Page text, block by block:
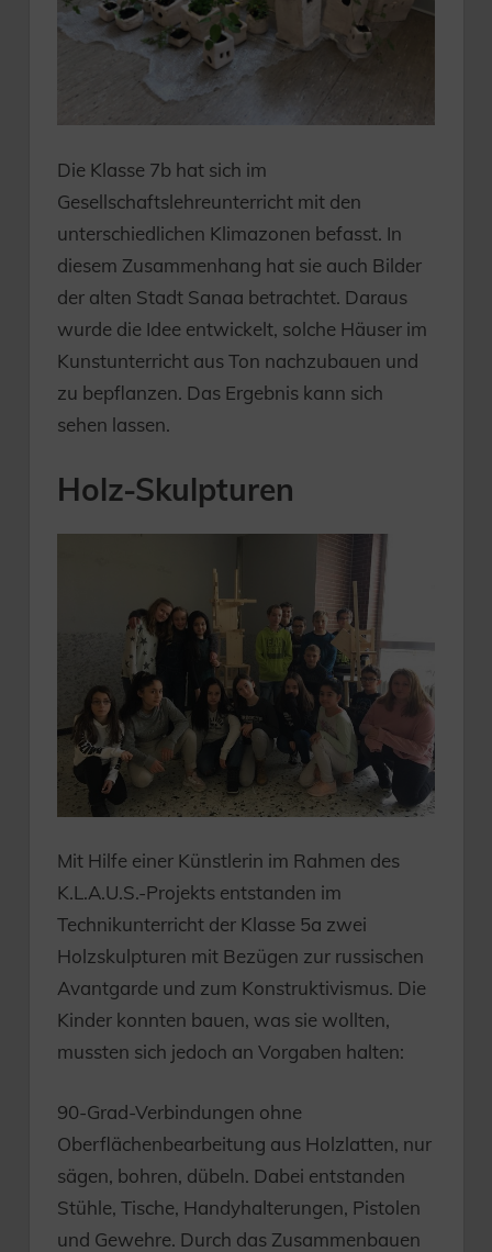
Die Klasse 7b hat sich im
Gesellschaftslehreunterricht mit den
unterschiedlichen Klimazonen befasst. In
diesem Zusammenhang hat sie auch Bilder
der alten Stadt Sanaa betrachtet. Daraus
wurde die Idee entwickelt, solche Häuser im
Kunstunterricht aus Ton nachzubauen und
zu bepflanzen. Das Ergebnis kann sich
sehen lassen.
Holz-Skulpturen
Mit Hilfe einer Künstlerin im Rahmen des
K.L.A.U.S.-Projekts entstanden im
Technikunterricht der Klasse 5a zwei
Holzskulpturen mit Bezügen zur russischen
Avantgarde und zum Konstruktivismus. Die
Kinder konnten bauen, was sie wollten,
mussten sich jedoch an Vorgaben halten:
90-Grad-Verbindungen ohne
Oberflächenbearbeitung aus Holzlatten, nur
sägen, bohren, dübeln. Dabei entstanden
Stühle, Tische, Handyhalterungen, Pistolen
und Gewehre. Durch das Zusammenbauen